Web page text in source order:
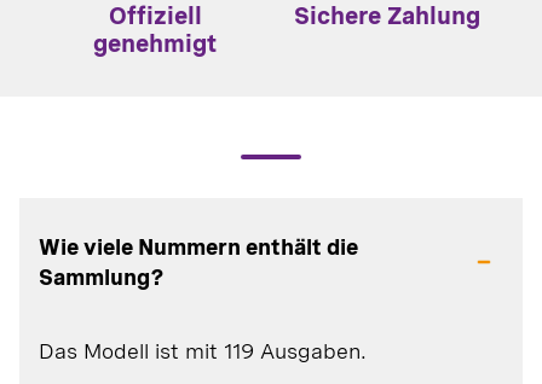
Offiziell
genehmigt
Sichere Zahlung
Wie viele Nummern enthält die
Sammlung?
Das Modell ist mit 119 Ausgaben.